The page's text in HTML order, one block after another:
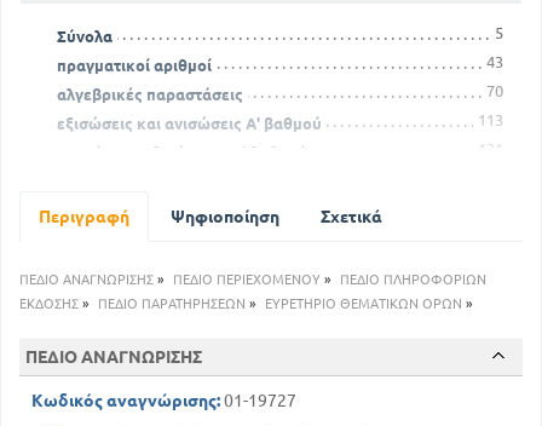
Σύνολα
5
πραγματικοί αριθμοί
43
αλγεβρικές παραστάσεις
70
εξισώσεις και ανισώσεις Α' βαθμού
113
συστήματα εξισώσεων Α' βαθμού
131
Περιγραφή Ψηφιοποίηση Σχετικά
ΠΕΔΙΟ ΑΝΑΓΝΩΡΙΣΗΣ » ΠΕΔΙΟ ΠΕΡΙΕΧΟΜΕΝΟΥ »
ΠΕΔΙΟ ΠΛΗΡΟΦΟΡΙΩΝ
ΕΚΔΟΣΗΣ » ΠΕΔΙΟ ΠΑΡΑΤΗΡΗΣΕΩΝ » ΕΥΡΕΤΗΡΙΟ ΘΕΜΑΤΙΚΩΝ ΟΡΩΝ »
ΠΕΔΙΟ ΑΝΑΓΝΩΡΙΣΗΣ
Κωδικός αναγνώρισης:01-19727